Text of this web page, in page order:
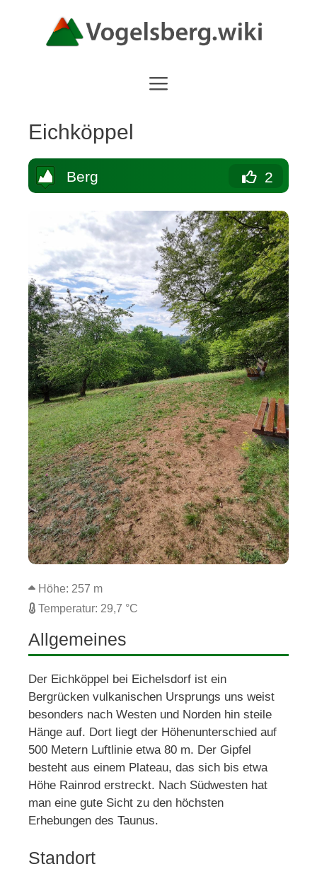
Eichköppel
Berg 2
Höhe: 257 m
Temperatur: 29,7 °C
Allgemeines
Der Eichköppel bei Eichelsdorf ist ein
Bergrücken vulkanischen Ursprungs uns weist
besonders nach Westen und Norden hin steile
Hänge auf. Dort liegt der Höhenunterschied auf
500 Metern Luftlinie etwa 80 m. Der Gipfel
besteht aus einem Plateau, das sich bis etwa
Höhe Rainrod erstreckt. Nach Südwesten hat
man eine gute Sicht zu den höchsten
Erhebungen des Taunus.
Standort